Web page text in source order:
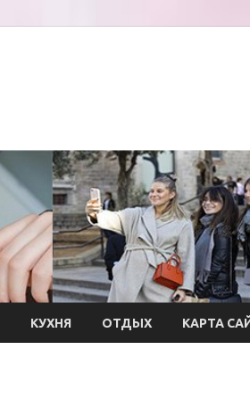
КУХНЯ ОТДЫХ КАРТА